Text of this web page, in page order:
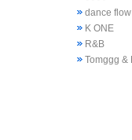
dance flow
K ONE
R&B
Tomggg &